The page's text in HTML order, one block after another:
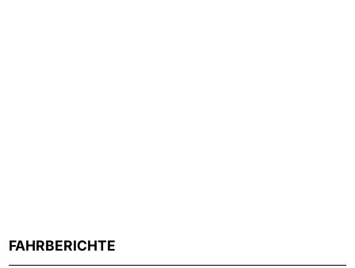
FAHRBERICHTE